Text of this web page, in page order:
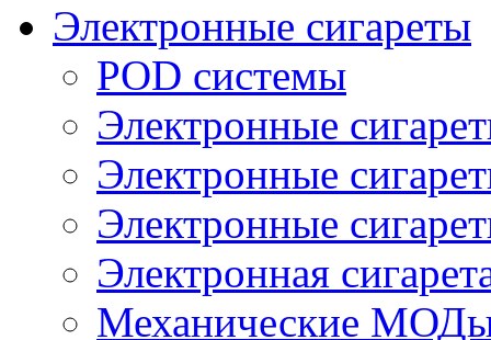
Электронные сигареты
POD системы
Электронные
Электронные
Электронные
Электронная
Механические